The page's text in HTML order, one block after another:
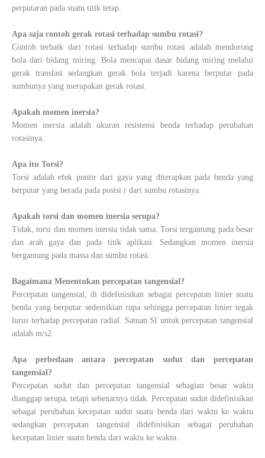
perputaran pada suatu titik tetap.
Apa saja contoh gerak rotasi terhadap sumbu rotasi?
Contoh terbaik dari rotasi terhadap sumbu rotasi adalah mendorong
bola dari bidang miring. Bola mencapai dasar bidang miring melalui
gerak translasi sedangkan gerak bola terjadi karena berputar pada
sumbunya yang merupakan gerak rotasi.
Apakah momen inersia?
Momen inersia adalah ukuran resistensi benda terhadap perubahan
rotasinya.
Apa itu Torsi?
Torsi adalah efek puntir dari gaya yang diterapkan pada benda yang
berputar yang berada pada posisi r dari sumbu rotasinya.
Apakah torsi dan momen inersia serupa?
Tidak, torsi dan momen inersia tidak sama. Torsi tergantung pada besar
dan arah gaya dan pada titik aplikasi. Sedangkan momen inersia
bergantung pada massa dan sumbu rotasi.
Bagaimana Menentukan percepatan tangensial?
Percepatan tangensial, di didefinisikan sebagai percepatan linier suatu
benda yang berputar sedemikian rupa sehingga percepatan linier tegak
lurus terhadap percepatan radial. Satuan SI untuk percepatan tangensial
adalah m/s2.
Apa perbedaan antara percepatan sudut dan percepatan
tangensial?
Percepatan sudut dan percepatan tangensial sebagian besar waktu
dianggap serupa, tetapi sebenarnya tidak. Percepatan sudut didefinisikan
sebagai perubahan kecepatan sudut suatu benda dari waktu ke waktu
sedangkan percepatan tangensial didefinisikan sebagai perubahan
kecepatan linier suatu benda dari waktu ke waktu.